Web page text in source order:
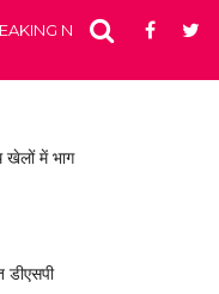
NEWS
खेलों में भाग
डीएसपी